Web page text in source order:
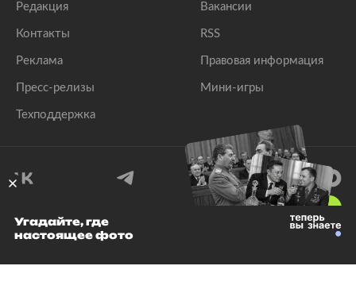
Редакция
Контакты
Реклама
Пресс-релизы
Техподдержка
Вакансии
RSS
Правовая информация
Мини-игры
© 1999–2026 Все права защищены.
Угадайте, где
настоящее фото